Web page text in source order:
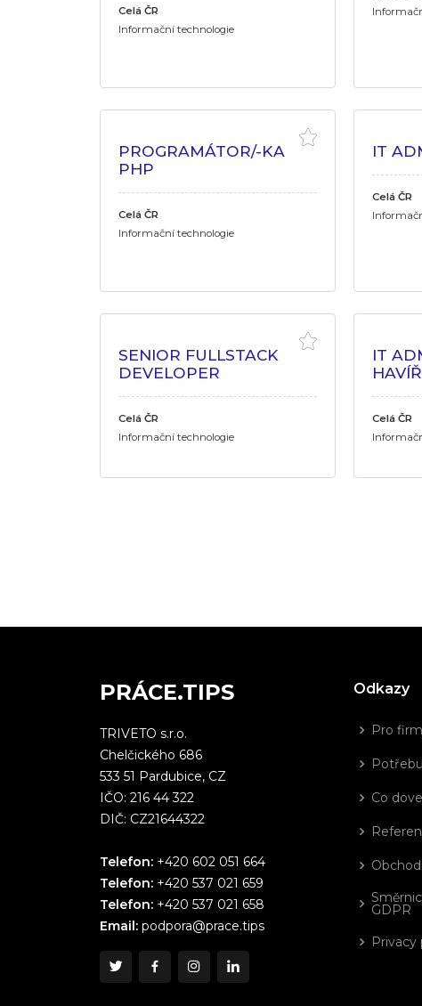
Celá ČR
Informační technologie
PROGRAMÁTOR/-KA
PHP
Celá ČR
Informační technologie
IT
Celá ČR
SENIOR FULLSTACK
DEVELOPER
Celá ČR
Informační technologie
IT
Celá ČR
PRÁCE.TIPS
TRIVETO s.r.o.
Chelčického 686
533 51 Pardubice, CZ
IČO: 216 44 322
DIČ: CZ21644322
Telefon: +420 602 051 664
Telefon: +420 537 021 659
Telefon: +420 537 021 658
Email: podpora@prace.tips
Odkazy
Pro
Co
GDPR
Privacy